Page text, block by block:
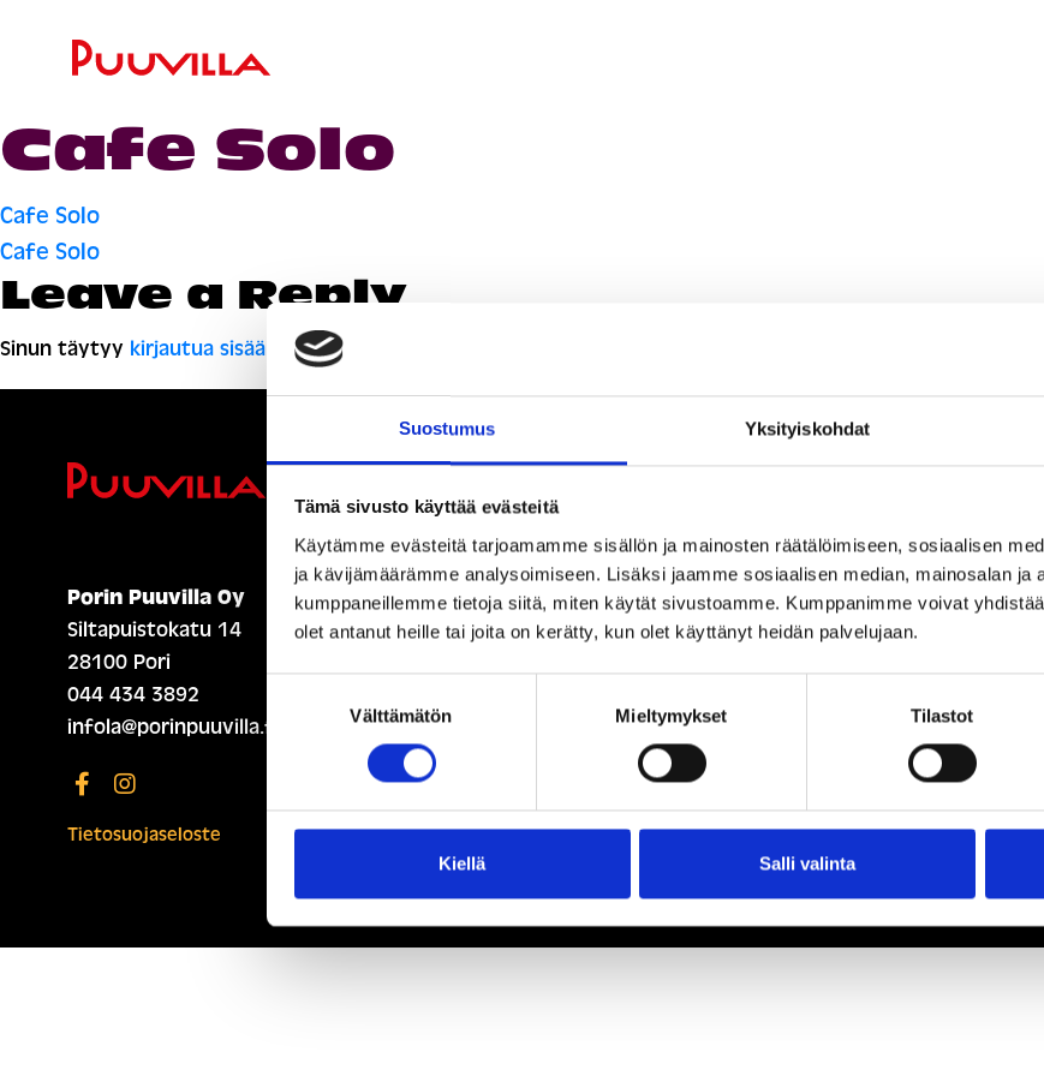
Suostumus Yksityiskohdat
Tämä sivusto käyttää evästeitä
Käytämme evästeitä tarjoamamme sisällön ja mainosten räätälöimiseen, sosiaalisen
ja kävijämäärämme analysoimiseen. Lisäksi jaamme sosiaalisen median, mainosalan ja
kumppaneillemme tietoja siitä, miten käytät sivustoamme. Kumppanimme voivat
olet antanut heille tai joita on kerätty, kun olet käyttänyt heidän palvelujaan.
Välttämätön Mieltymykset Tilastot
Kiellä Salli valinta
Cafe Solo
Artikkelien
selaus
Cafe Solo
Cafe Solo
Leave a Reply
Sinun täytyy kirjautua sisään kommentoidaksesi.
Porin Puuvilla Oy
Siltapuistokatu 14
28100 Pori
044 434 3892
infola@porinpuuvilla.fi
Tietosuojaseloste
ETUSIVU (ENGLISH)